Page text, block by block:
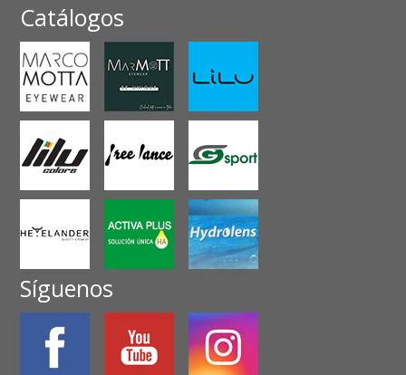
Catálogos
Síguenos